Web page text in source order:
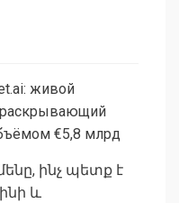
живой
раскрывающий
€5,8 млрд
ինչ պետք է
և